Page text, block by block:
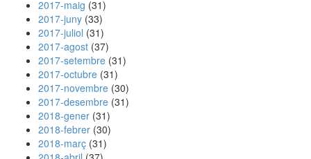
2017-maig (31)
2017-juny (33)
2017-juliol (31)
2017-agost (37)
2017-setembre (31)
2017-octubre (31)
2017-novembre (30)
2017-desembre (31)
2018-gener (31)
2018-febrer (30)
2018-març (31)